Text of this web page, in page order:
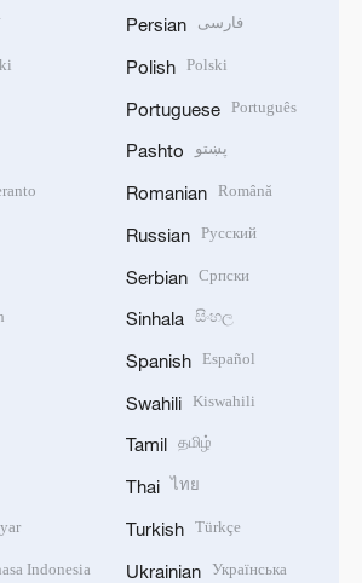
Indonesia
Persian فارسی
Polish Polski
Portuguese Português
Pashto پښتو
Romanian Română
Russian Русский
Serbian Српски
Sinhala සිංහල
Spanish Español
Swahili Kiswahili
Tamil தமிழ்
Thai ไทย
Turkish Türkçe
Ukrainian Українська